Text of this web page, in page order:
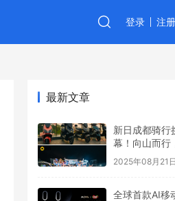
登录 注册
最新文章
新日成都骑行
幕！向山而行
全地形制霸之路
2025年08月21日
全球首款AI移